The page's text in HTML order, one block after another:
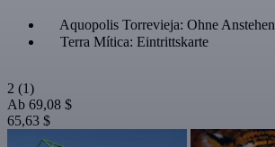
Aquopolis Torrevieja: Ohne Anstehen
Terra Mítica: Eintrittskarte
2 (1)
Ab 69,08 $
65,63 $